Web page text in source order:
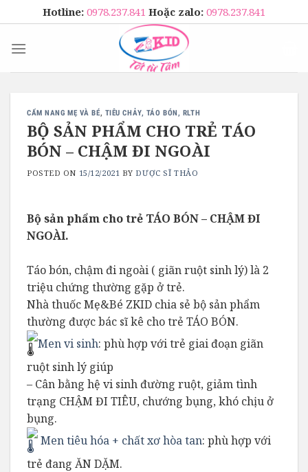
to
content
Hotline: 0978.237.841 Hoặc zalo: 0978.237.841
CẨM NANG MẸ VÀ BÉ, TIÊU CHẢY, TÁO BÓN, RLTH
BỘ SẢN PHẨM CHO TRẺ TÁO
BÓN – CHẬM ĐI NGOÀI
POSTED ON 15/12/2021 BY DƯỢC SĨ THẢO
Bộ sản phẩm cho trẻ TÁO BÓN – CHẬM ĐI
NGOÀI.
Táo bón, chậm đi ngoài ( giãn ruột sinh lý) là 2
triệu chứng thường gặp ở trẻ.
Nhà thuốc Mẹ&Bé ZKID chia sẻ bộ sản phẩm
thường được bác sĩ kê cho trẻ TÁO BÓN.
Men vi sinh: phù hợp với trẻ giai đoạn giãn
ruột sinh lý giúp
– Cân bằng hệ vi sinh đường ruột, giảm tình
trạng CHẬM ĐI TIÊU, chướng bụng, khó chịu ở
bụng.
Men tiêu hóa + chất xơ hòa tan: phù hợp với
trẻ đang ĂN DẶM.